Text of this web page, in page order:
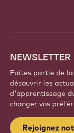
NEWSLETTER
Faites partie de
découvrir les
d'apprentissage
changer vos
Rejoignez